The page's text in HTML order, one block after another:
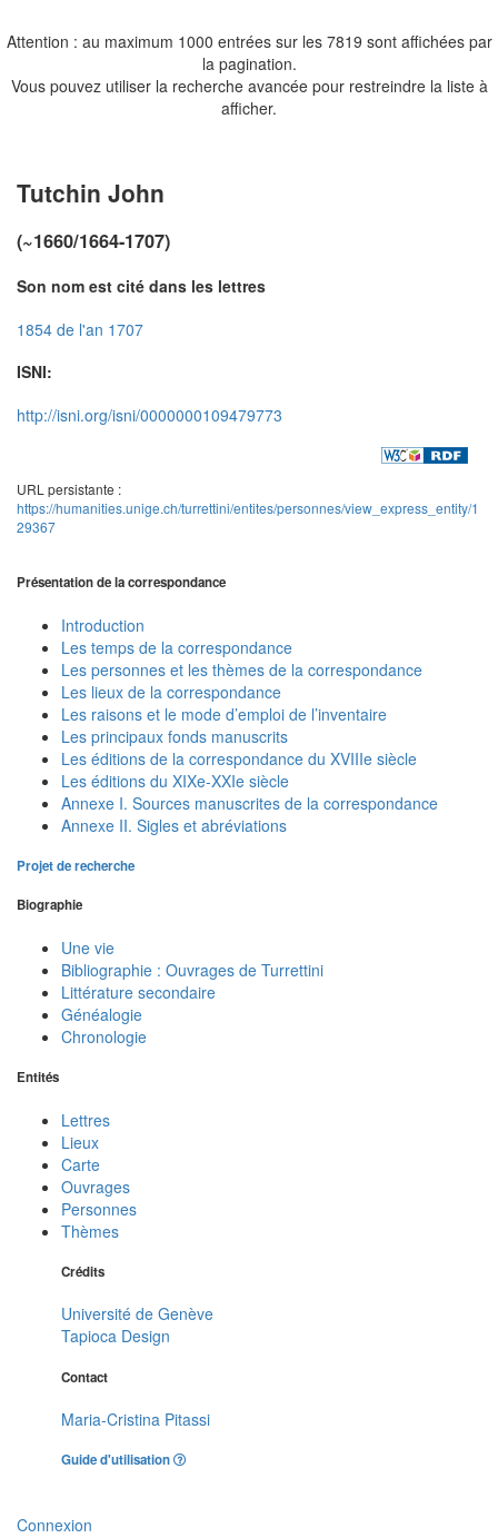
Attention : au maximum 1000 entrées sur les 7819 sont affichées par
la pagination.
Vous pouvez utiliser la recherche avancée pour restreindre la liste à
afficher.
Tutchin John
(~1660/1664-1707)
Son nom est cité dans les lettres
1854 de l'an 1707
ISNI:
http://isni.org/isni/0000000109479773
URL persistante :
https://humanities.unige.ch/turrettini/entites/personnes/view_express_entity/1
29367
Présentation de la correspondance
Introduction
Les temps de la correspondance
Les personnes et les thèmes de la correspondance
Les lieux de la correspondance
Les raisons et le mode d’emploi de l’inventaire
Les principaux fonds manuscrits
Les éditions de la correspondance du XVIIIe siècle
Les éditions du XIXe-XXIe siècle
Annexe I. Sources manuscrites de la correspondance
Annexe II. Sigles et abréviations
Projet de recherche
Biographie
Une vie
Bibliographie : Ouvrages de Turrettini
Littérature secondaire
Généalogie
Chronologie
Entités
Lettres
Lieux
Carte
Ouvrages
Personnes
Thèmes
Crédits
Université de Genève
Tapioca Design
Contact
Maria-Cristina Pitassi
Guide d'utilisation
Connexion